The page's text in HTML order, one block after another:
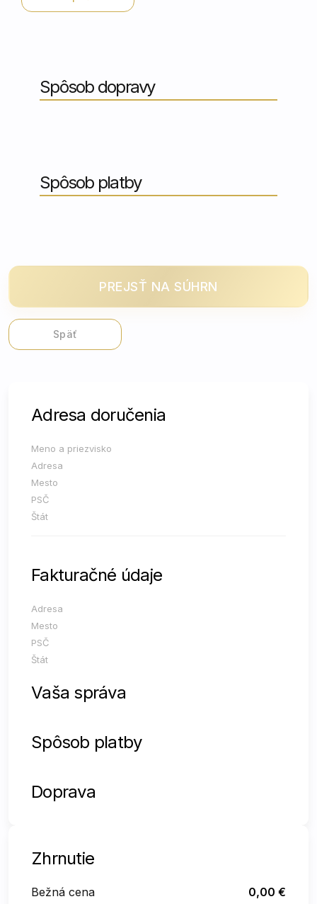
Spôsob dopravy
Spôsob platby
Späť
PREJSŤ NA SÚHRN
Adresa doručenia
Meno a priezvisko
Adresa
Mesto
PSČ
Štát
Fakturačné údaje
Adresa
Mesto
PSČ
Štát
Vaša správa
Spôsob platby
Doprava
Zhrnutie
0,00 €
Bežná cena